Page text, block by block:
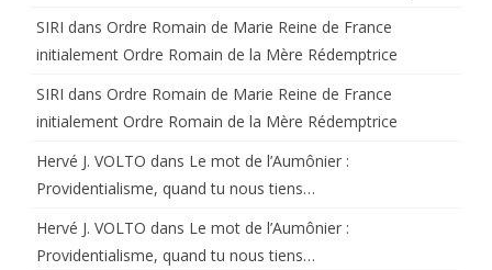
SIRI dans Ordre Romain de Marie Reine de France
initialement Ordre Romain de la Mère Rédemptrice
SIRI dans Ordre Romain de Marie Reine de France
initialement Ordre Romain de la Mère Rédemptrice
Hervé J. VOLTO dans Le mot de l’Aumônier :
Providentialisme, quand tu nous tiens…
Hervé J. VOLTO dans Le mot de l’Aumônier :
Providentialisme, quand tu nous tiens…